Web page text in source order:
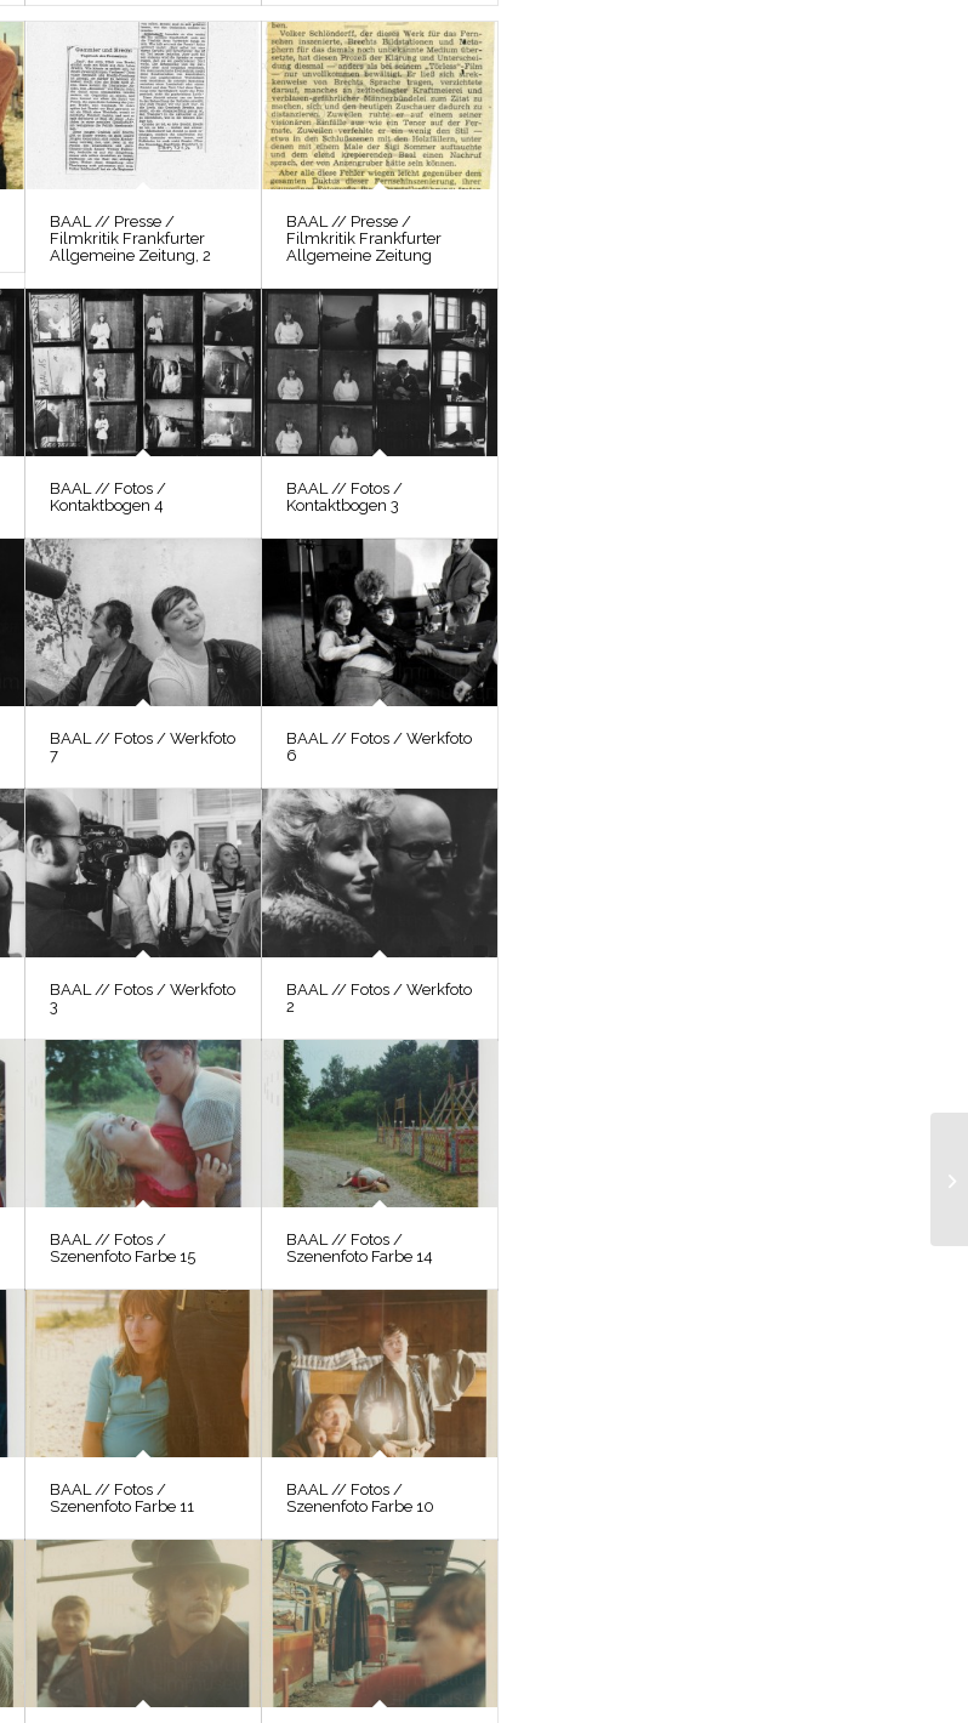
BAAL // Presse /
Filmkritik Frankfurter
Allgemeine Zeitung, 2
BAAL // Presse /
Filmkritik Frankfurter
Allgemeine Zeitung
BAAL // Fotos /
Kontaktbogen 4
BAAL // Fotos /
Kontaktbogen 3
BAAL // Fotos / Werkfoto
7
BAAL // Fotos / Werkfoto
6
BAAL // Fotos / Werkfoto
3
BAAL // Fotos / Werkfoto
2
BAAL // Fotos /
Szenenfoto Farbe 15
BAAL // Fotos /
Szenenfoto Farbe 14
BAAL // Fotos /
Szenenfoto Farbe 11
BAAL // Fotos /
Szenenfoto Farbe 10